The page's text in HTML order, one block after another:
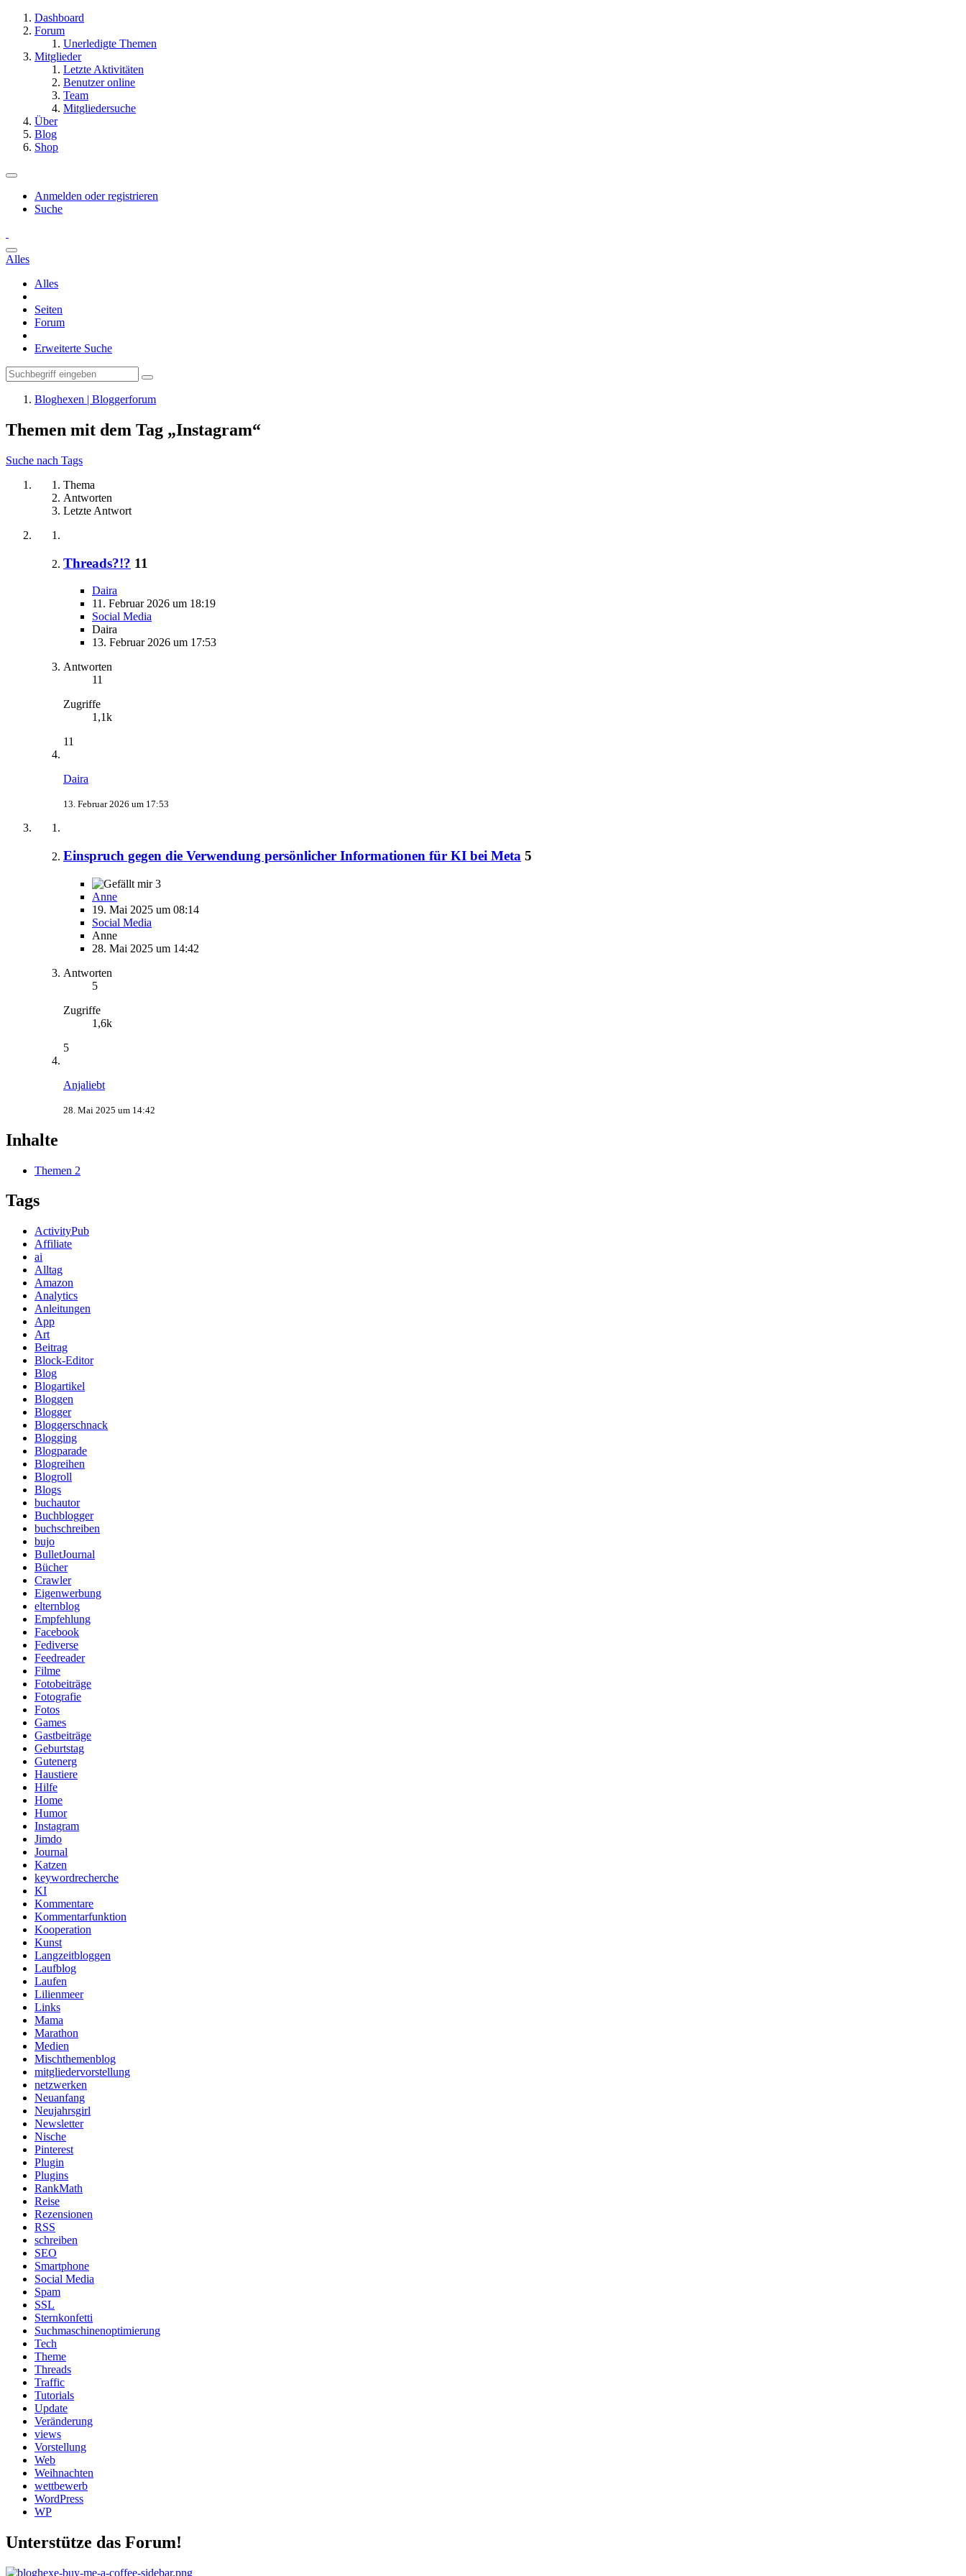
Dashboard
Forum
Unerledigte Themen
Mitglieder
Letzte Aktivitäten
Benutzer online
Team
Mitgliedersuche
Über
Blog
Shop
Anmelden oder registrieren
Suche
Alles
Alles
Seiten
Forum
Erweiterte Suche
Bloghexen | Bloggerforum
Themen mit dem Tag „Instagram“
Suche nach Tags
Thema
Antworten
Letzte Antwort
Threads?!? 11
Daira
11. Februar 2026 um 18:19
Social Media
Daira
13. Februar 2026 um 17:53
Antworten
11
Zugriffe
1,1k
11
Daira
13. Februar 2026 um 17:53
Einspruch gegen die Verwendung persönlicher Informationen für KI bei Meta 5
3
Anne
19. Mai 2025 um 08:14
Social Media
Anne
28. Mai 2025 um 14:42
Antworten
5
Zugriffe
1,6k
5
Anjaliebt
28. Mai 2025 um 14:42
Inhalte
Themen 2
Tags
ActivityPub
Affiliate
ai
Alltag
Amazon
Analytics
Anleitungen
App
Art
Beitrag
Block-Editor
Blog
Blogartikel
Bloggen
Blogger
Bloggerschnack
Blogging
Blogparade
Blogreihen
Blogroll
Blogs
buchautor
Buchblogger
buchschreiben
bujo
BulletJournal
Bücher
Crawler
Eigenwerbung
elternblog
Empfehlung
Facebook
Fediverse
Feedreader
Filme
Fotobeiträge
Fotografie
Fotos
Games
Gastbeiträge
Geburtstag
Gutenerg
Haustiere
Hilfe
Home
Humor
Instagram
Jimdo
Journal
Katzen
keywordrecherche
KI
Kommentare
Kommentarfunktion
Kooperation
Kunst
Langzeitbloggen
Laufblog
Laufen
Lilienmeer
Links
Mama
Marathon
Medien
Mischthemenblog
mitgliedervorstellung
netzwerken
Neuanfang
Neujahrsgirl
Newsletter
Nische
Pinterest
Plugin
Plugins
RankMath
Reise
Rezensionen
RSS
schreiben
SEO
Smartphone
Social Media
Spam
SSL
Sternkonfetti
Suchmaschinenoptimierung
Tech
Theme
Threads
Traffic
Tutorials
Update
Veränderung
views
Vorstellung
Web
Weihnachten
wettbewerb
WordPress
WP
Unterstütze das Forum!